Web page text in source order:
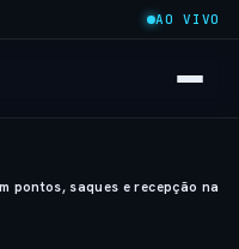
AO VIVO
pontos, saques e recepção na